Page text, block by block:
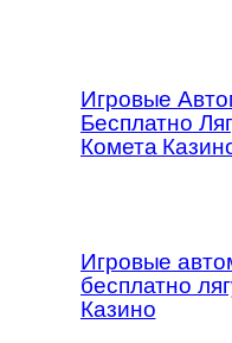
Игровые
Бесплатно
Комета
Игровые
бесплатно
Казино